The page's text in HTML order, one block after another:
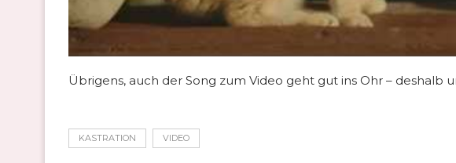
Übrigens, auch der Song zum Video geht gut ins Ohr – deshalb
KASTRATION VIDEO